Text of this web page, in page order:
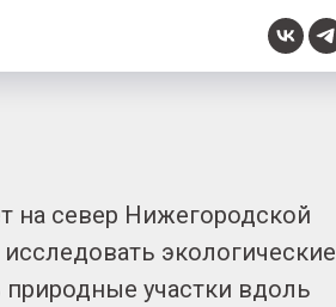
на север Нижегородской
экологические
участки вдоль